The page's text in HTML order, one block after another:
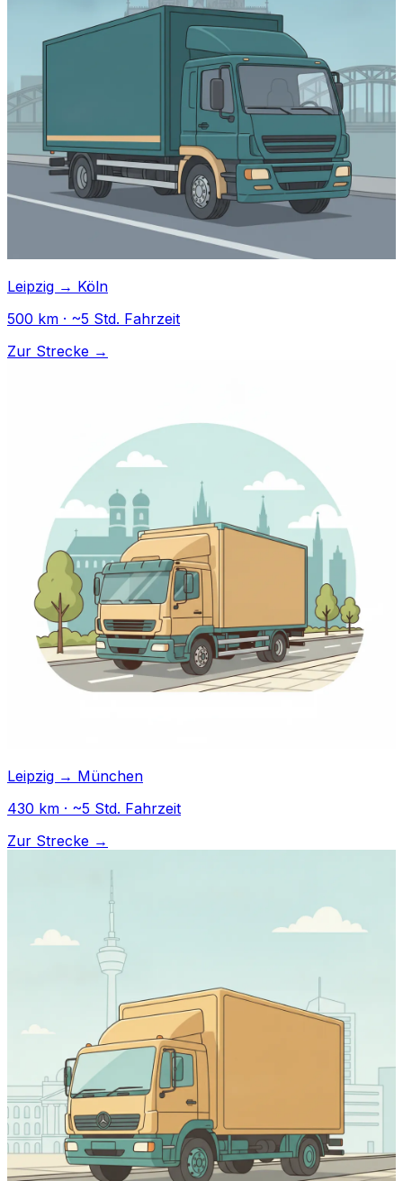
Leipzig → Köln
500 km · ~5 Std. Fahrzeit
Zur Strecke →
Leipzig → München
430 km · ~5 Std. Fahrzeit
Zur Strecke →